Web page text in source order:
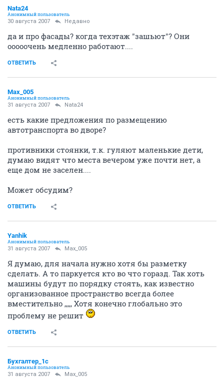
Nata24
Анонимный пользователь
30 августа 2007 Недавно
да и про фасады? когда техэтаж "зашьют"? Они
ооооочень медленно работают....
ОТВЕТИТЬ
Max_005
Анонимный пользователь
31 августа 2007 Nata24
есть какие предложения по размещению
автотранспорта во дворе?
противники стоянки, т.к. гуляют маленькие дети,
думаю видят что места вечером уже почти нет, а
еще дом не заселен....
Может обсудим?
ОТВЕТИТЬ
Yanhik
Анонимный пользователь
31 августа 2007 Max_005
Я думаю, для начала нужно хотя бы разметку
сделать. А то паркуется кто во что горазд. Так хоть
машины будут по порядку стоять, как известно
организованное пространство всегда более
вместительно ,,,,, Хотя конечно глобально это
проблему не решит
ОТВЕТИТЬ
Бухгалтер_1c
Анонимный пользователь
31 августа 2007 Max_005